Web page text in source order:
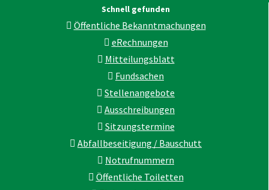
Schnell gefunden
Öffentliche Bekanntmachungen
eRechnungen
Mitteilungsblatt
Fundsachen
Stellenangebote
Ausschreibungen
Sitzungstermine
Abfallbeseitigung / Bauschutt
Notrufnummern
Öffentliche Toiletten